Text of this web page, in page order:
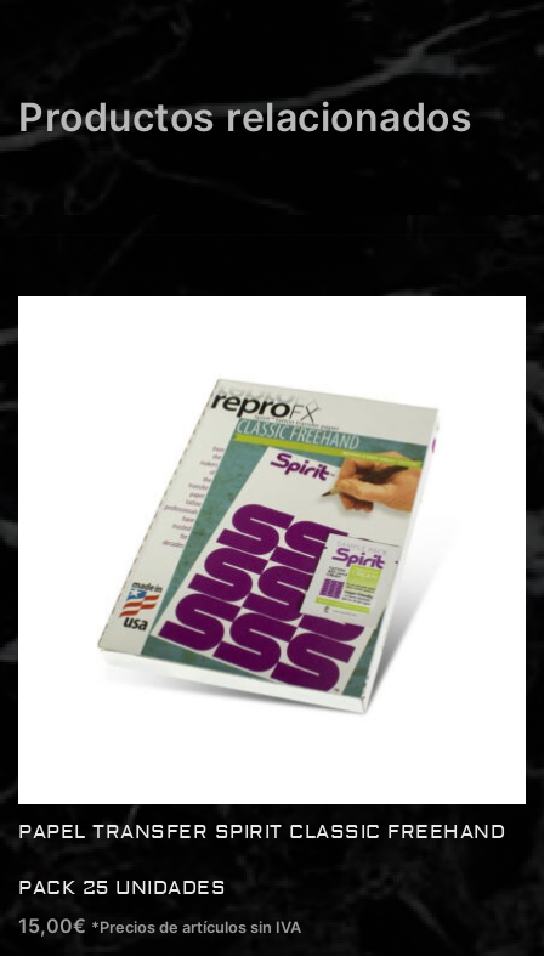
Productos relacionados
PAPEL TRANSFER SPIRIT CLASSIC FREEHAND
PACK 25 UNIDADES
15,00€ *Precios de artículos sin IVA